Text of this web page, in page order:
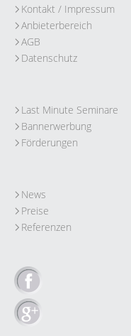
Kontakt / Impressum
Anbieterbereich
AGB
Datenschutz
Last Minute Seminare
Bannerwerbung
Förderungen
News
Preise
Referenzen